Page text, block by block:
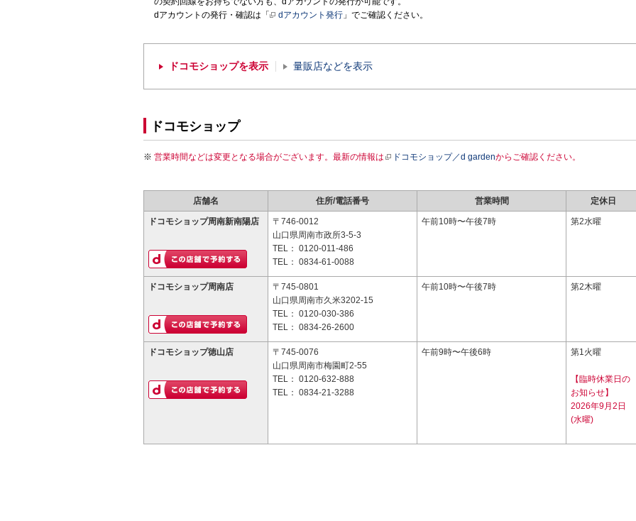
dアカウントの発行・確認は「
dアカウント発行 」でご確認ください。
ドコモショップを表示 量販店などを表示
ドコモショップ
営業時間などは変更となる場合がございます。最新の情報は ドコモショップ／d gardenからご確認ください。
店舗名 住所/電話番号 営業時間 定休日
ドコモショップ周南新南陽店
〒746-0012
山口県周南市政所3-5-3
TEL： 0120-011-486
TEL： 0834-61-0088
午前10時〜午後7時 第2水曜
ドコモショップ周南店
〒745-0801
山口県周南市久米3202-15
TEL： 0120-030-386
TEL： 0834-26-2600
午前10時〜午後7時 第2木曜
ドコモショップ徳山店
〒745-0076
山口県周南市梅園町2-55
TEL： 0120-632-888
TEL： 0834-21-3288
午前9時〜午後6時 第1火曜
【臨時休業日の
お知らせ】
2026年9月2日
(水曜)